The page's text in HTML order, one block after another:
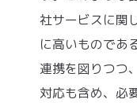
社サービスに関
に高いものであ
連携を図りつつ
対応も含め、必